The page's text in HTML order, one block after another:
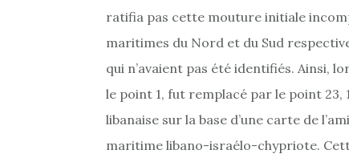
ratifia pas cette mouture initiale
maritimes du Nord et du Sud
qui n’avaient pas été identifiés. Ainsi,
le point 1, fut remplacé par le point 23,
libanaise sur la base d’une carte de
maritime libano-israélo-chypriote.